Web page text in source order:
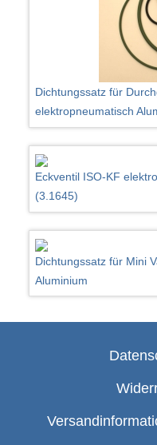
Dichtungssatz für
elektropneumatisch
Eckventil ISO-KF
(3.1645)
Dichtungssatz für Mini
Aluminium